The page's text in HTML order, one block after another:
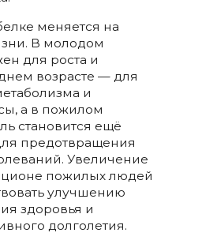
меняется на
В молодом
для роста и
возрасте — для
и
а в пожилом
становится ещё
предотвращения
Увеличение
пожилых людей
улучшению
здоровья и
долголетия.